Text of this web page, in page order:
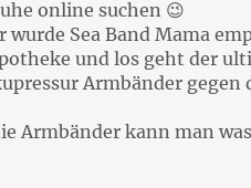
online suchen 😉
Sea Band Mama
und los geht der
Armbänder
Armbänder kann man